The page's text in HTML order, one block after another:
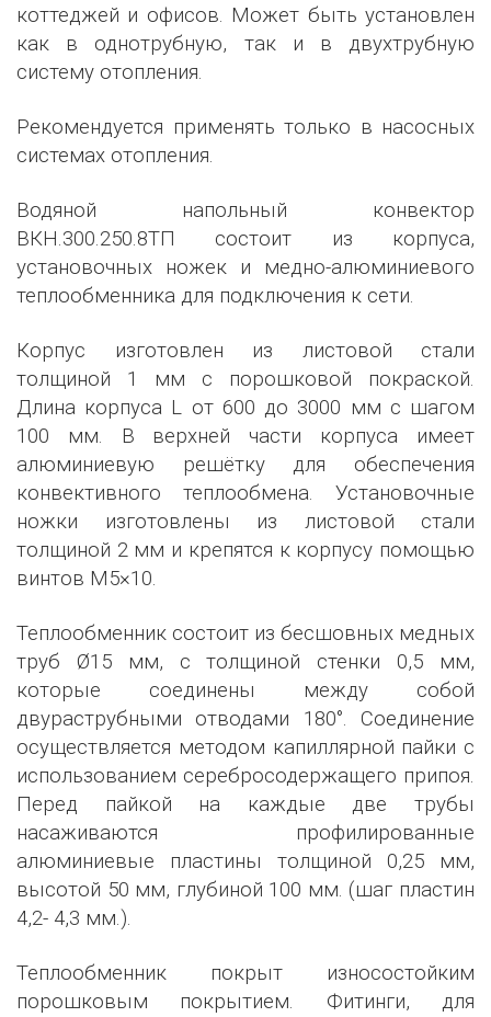
коттеджей и офисов. Может быть установлен
как в однотрубную, так и в двухтрубную
систему отопления.
Рекомендуется применять только в насосных
системах отопления.
Водяной напольный конвектор
ВКН.300.250.8ТП состоит из корпуса,
установочных ножек и медно-алюминиевого
теплообменника для подключения к сети.
Корпус изготовлен из листовой стали
толщиной 1 мм с порошковой покраской.
Длина корпуса L от 600 до 3000 мм с шагом
100 мм. В верхней части корпуса имеет
алюминиевую решётку для обеспечения
конвективного теплообмена. Установочные
ножки изготовлены из листовой стали
толщиной 2 мм и крепятся к корпусу помощью
винтов М5×10.
Теплообменник состоит из бесшовных медных
труб Ø15 мм, с толщиной стенки 0,5 мм,
которые соединены между собой
двураструбными отводами 180°. Соединение
осуществляется методом капиллярной пайки с
использованием серебросодержащего припоя.
Перед пайкой на каждые две трубы
насаживаются профилированные
алюминиевые пластины толщиной 0,25 мм,
высотой 50 мм, глубиной 100 мм. (шаг пластин
4,2- 4,3 мм.).
Теплообменник покрыт износостойким
порошковым покрытием. Фитинги, для